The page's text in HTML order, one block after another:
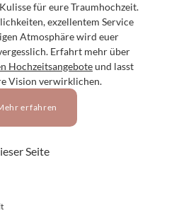
für eure Traumhochzeit.
exzellentem Service
Atmosphäre wird euer
Erfahrt mehr über
Hochzeitsangebote und lasst
Vision verwirklichen.
erfahren
Seite